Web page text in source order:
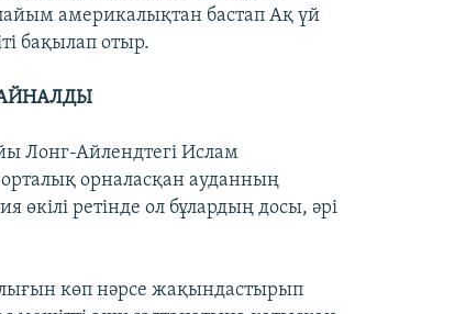
америкалықтан бастап Ақ үй
бақылап отыр.
Лонг-Айлендтегі Ислам
орналасқан ауданның
өкілі ретінде ол бұлардың досы, әрі
көп нәрсе жақындастырып